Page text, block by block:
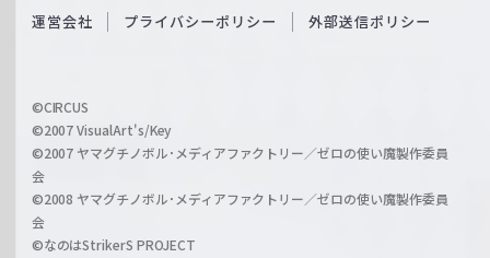
c
a
r
z
O
i
l
運営会社 プライバシーポリシー 外部送信ポリシー
©CIRCUS
©2007 VisualArt's/Key
©2007 ヤマグチノボル･メディアファクトリー／ゼロの使い魔製作委員
会
©2008 ヤマグチノボル･メディアファクトリー／ゼロの使い魔製作委員
会
©なのはStrikerS PROJECT